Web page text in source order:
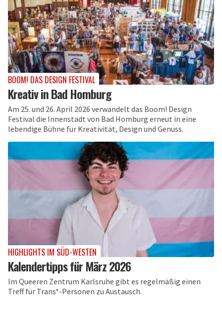
BOOM! DAS DESIGN FESTIVAL
Kreativ in Bad Homburg
Am 25. und 26. April 2026 verwandelt das Boom! Design
Festival die Innenstadt von Bad Homburg erneut in eine
lebendige Bühne für Kreativität, Design und Genuss.
HIGHLIGHTS IM SÜD-WESTEN
Kalendertipps für März 2026
Im Queeren Zentrum Karlsruhe gibt es regelmäßig einen
Treff für Trans*-Personen zu Austausch.